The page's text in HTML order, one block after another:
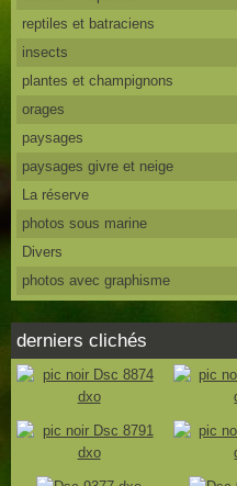
reptiles et batraciens
insects
plantes et champignons
orages
paysages
paysages givre et neige
La réserve
photos sous marine
Divers
photos avec graphisme
derniers clichés